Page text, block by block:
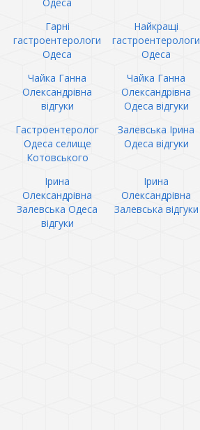
Гарні
гастроентерологи
Одеса
Найкращі
гастроентерологи
Одеса
Чайка Ганна
Олександрівна
відгуки
Чайка Ганна
Олександрівна
Одеса відгуки
Гастроентеролог
Одеса селище
Котовського
Залевська Ірина
Одеса відгуки
Ірина
Олександрівна
Залевська Одеса
відгуки
Ірина
Олександрівна
Залевська відгуки